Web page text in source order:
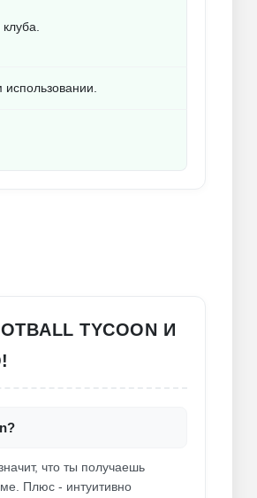
TYCOON И
что ты получаешь
Плюс - интуитивно